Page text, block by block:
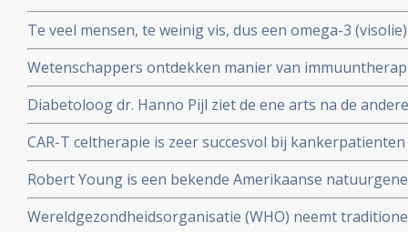
chemotherapie krijgt toch baby door ingevroren eitje
toe te passen.
Te veel mensen, te weinig vis, dus een omega-3
gepubliceerd in Nature
Wetenschappers ontdekken manier van
eiwit MR1 die voor alle vormen van kanker toepasbaar
Diabetoloog dr. Hanno Pijl ziet de ene arts na de
Nationaal gezondheidsplan om welvaartsziekten als
stoppen
CAR-T celtherapie is zeer succesvol bij
op te strenge milieueisen, stellen 4 Nederlandse top
Robert Young is een bekende Amerikaanse
boeken over niet toxische middelen en dieet maar
zijn verweer op video voor de Amerikaanse Commissie
Wereldgezondheidsorganisatie (WHO) neemt